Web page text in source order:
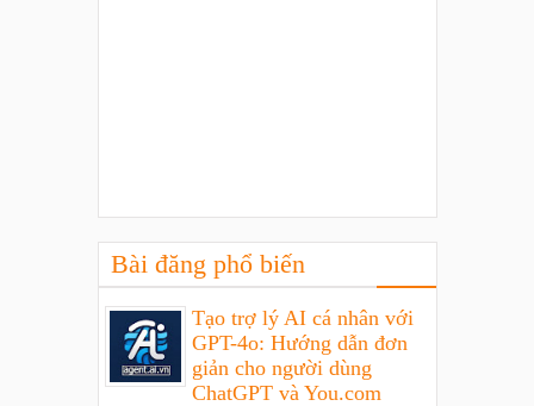
Bài đăng phổ biến
Tạo trợ lý AI cá nhân với
GPT-4o: Hướng dẫn đơn
giản cho người dùng
ChatGPT và You.com